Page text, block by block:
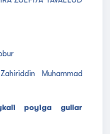
Muhammad
poyiga gullar